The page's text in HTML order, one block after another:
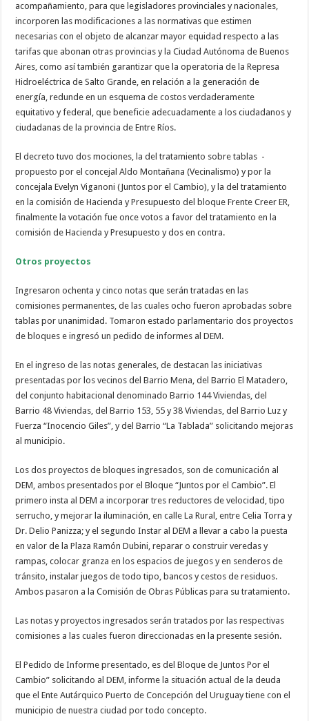
acompañamiento, para que legisladores provinciales y nacionales,
incorporen las modificaciones a las normativas que estimen
necesarias con el objeto de alcanzar mayor equidad respecto a las
tarifas que abonan otras provincias y la Ciudad Autónoma de Buenos
Aires, como así también garantizar que la operatoria de la Represa
Hidroeléctrica de Salto Grande, en relación a la generación de
energía, redunde en un esquema de costos verdaderamente
equitativo y federal, que beneficie adecuadamente a los ciudadanos y
ciudadanas de la provincia de Entre Ríos.
El decreto tuvo dos mociones, la del tratamiento sobre tablas -
propuesto por el concejal Aldo Montañana (Vecinalismo) y por la
concejala Evelyn Viganoni (Juntos por el Cambio), y la del tratamiento
en la comisión de Hacienda y Presupuesto del bloque Frente Creer ER,
finalmente la votación fue once votos a favor del tratamiento en la
comisión de Hacienda y Presupuesto y dos en contra.
Otros proyectos
Ingresaron ochenta y cinco notas que serán tratadas en las
comisiones permanentes, de las cuales ocho fueron aprobadas sobre
tablas por unanimidad. Tomaron estado parlamentario dos proyectos
de bloques e ingresó un pedido de informes al DEM.
En el ingreso de las notas generales, de destacan las iniciativas
presentadas por los vecinos del Barrio Mena, del Barrio El Matadero,
del conjunto habitacional denominado Barrio 144 Viviendas, del
Barrio 48 Viviendas, del Barrio 153, 55 y 38 Viviendas, del Barrio Luz y
Fuerza “Inocencio Giles”, y del Barrio “La Tablada” solicitando mejoras
al municipio.
Los dos proyectos de bloques ingresados, son de comunicación al
DEM, ambos presentados por el Bloque “Juntos por el Cambio”. El
primero insta al DEM a incorporar tres reductores de velocidad, tipo
serrucho, y mejorar la iluminación, en calle La Rural, entre Celia Torra y
Dr. Delio Panizza; y el segundo Instar al DEM a llevar a cabo la puesta
en valor de la Plaza Ramón Dubini, reparar o construir veredas y
rampas, colocar granza en los espacios de juegos y en senderos de
tránsito, instalar juegos de todo tipo, bancos y cestos de residuos.
Ambos pasaron a la Comisión de Obras Públicas para su tratamiento.
Las notas y proyectos ingresados serán tratados por las respectivas
comisiones a las cuales fueron direccionadas en la presente sesión.
El Pedido de Informe presentado, es del Bloque de Juntos Por el
Cambio” solicitando al DEM, informe la situación actual de la deuda
que el Ente Autárquico Puerto de Concepción del Uruguay tiene con el
municipio de nuestra ciudad por todo concepto.